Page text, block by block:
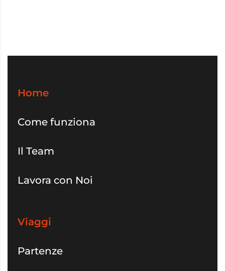
Home
Come funziona
Il Team
Lavora con Noi
Viaggi
Partenze